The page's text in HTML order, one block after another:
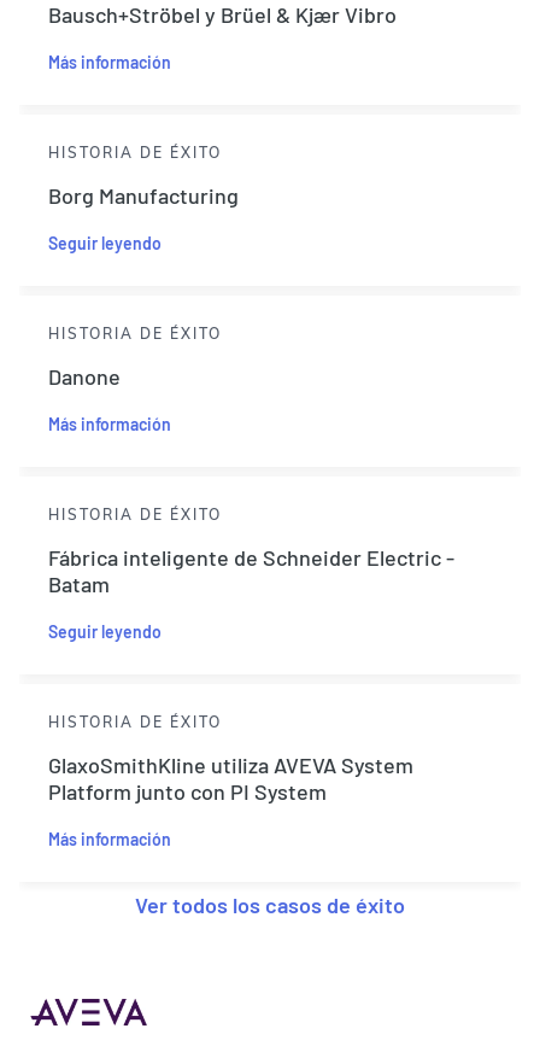
Bausch+Ströbel y Brüel & Kjær Vibro
Más información
HISTORIA DE ÉXITO
Borg Manufacturing
Seguir leyendo
HISTORIA DE ÉXITO
Danone
Más información
HISTORIA DE ÉXITO
Fábrica inteligente de Schneider Electric -
Batam
Seguir leyendo
HISTORIA DE ÉXITO
GlaxoSmithKline utiliza AVEVA System
Platform junto con PI System
Más información
Ver todos los casos de éxito